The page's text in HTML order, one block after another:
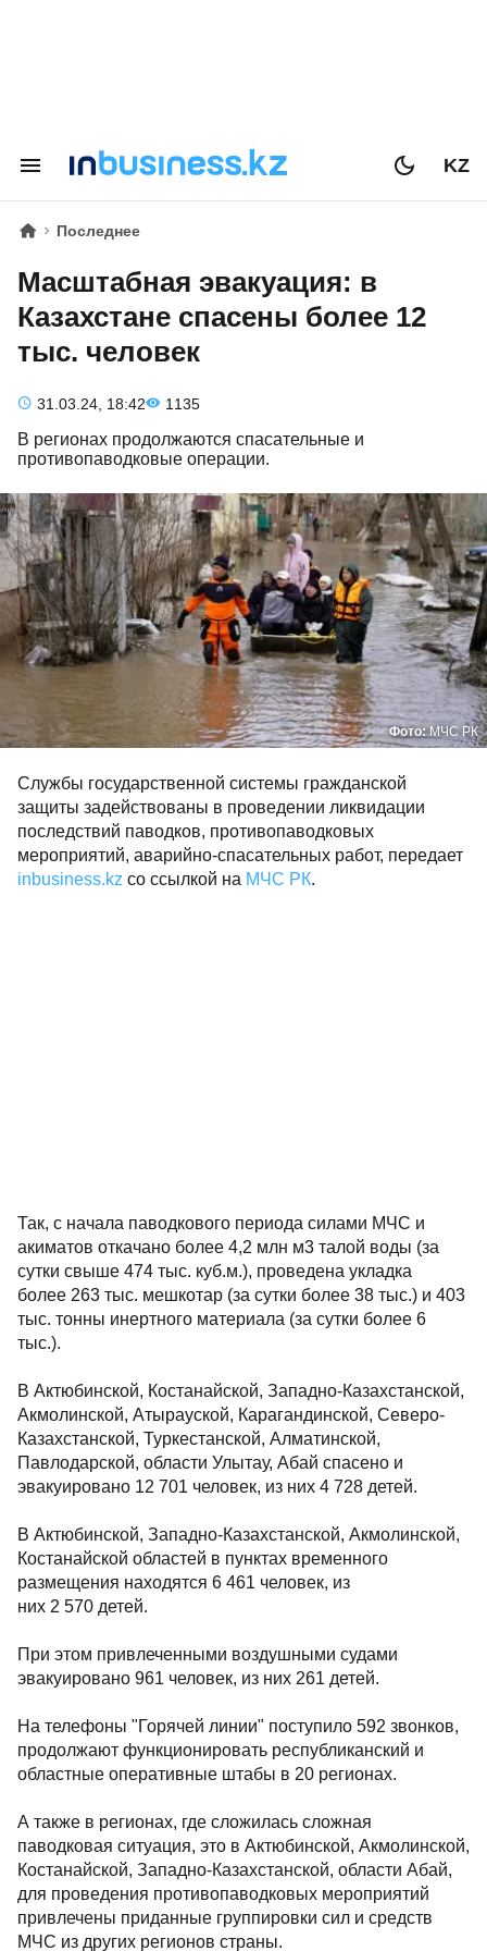
KZ
Последнее
Масштабная эвакуация: в
Казахстане спасены более 12
тыс. человек
31.03.24, 18:42 1135
В регионах продолжаются спасательные и
противопаводковые операции.
Фото:МЧС РК
Службы государственной системы гражданской
защиты задействованы в проведении ликвидации
последствий паводков, противопаводковых
мероприятий, аварийно-спасательных работ, передает
inbusiness.kz со ссылкой на МЧС РК.
Так, с начала паводкового периода силами МЧС и
акиматов откачано более 4,2 млн м3 талой воды (за
сутки свыше 474 тыс. куб.м.), проведена укладка
более 263 тыс. мешкотар (за сутки более 38 тыс.) и 403
тыс. тонны инертного материала (за сутки более 6
тыс.).
В Актюбинской, Костанайской, Западно-Казахстанской,
Акмолинской, Атырауской, Карагандинской, Северо-
Казахстанской, Туркестанской, Алматинской,
Павлодарской, области Улытау, Абай спасено и
эвакуировано 12 701 человек, из них 4 728 детей.
В Актюбинской, Западно-Казахстанской, Акмолинской,
Костанайской областей в пунктах временного
размещения находятся 6 461 человек, из
них 2 570 детей.
При этом привлеченными воздушными судами
эвакуировано 961 человек, из них 261 детей.
На телефоны "Горячей линии" поступило 592 звонков,
продолжают функционировать республиканский и
областные оперативные штабы в 20 регионах.
А также в регионах, где сложилась сложная
паводковая ситуация, это в Актюбинской, Акмолинской,
Костанайской, Западно-Казахстанской, области Абай,
для проведения противопаводковых мероприятий
привлечены приданные группировки сил и средств
МЧС из других регионов страны.